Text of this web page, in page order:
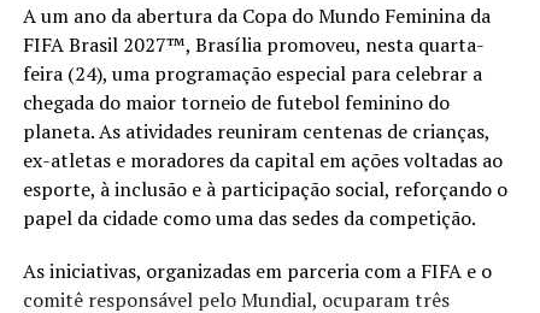
A um ano da abertura da Copa do Mundo Feminina da
FIFA Brasil 2027™, Brasília promoveu, nesta quarta-
feira (24), uma programação especial para celebrar a
chegada do maior torneio de futebol feminino do
planeta. As atividades reuniram centenas de crianças,
ex-atletas e moradores da capital em ações voltadas ao
esporte, à inclusão e à participação social, reforçando o
papel da cidade como uma das sedes da competição.
As iniciativas, organizadas em parceria com a FIFA e o
comitê responsável pelo Mundial, ocuparam três